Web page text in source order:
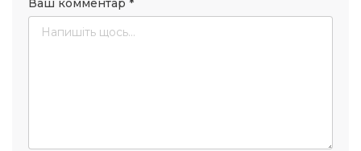
Ваш комментар *